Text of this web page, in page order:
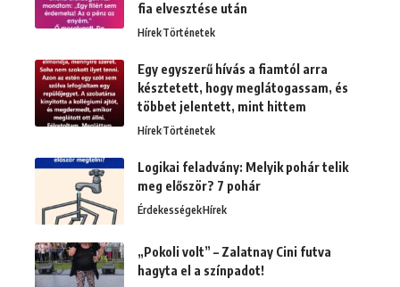
fia elvesztése után
HírekTörténetek
Egy egyszerű hívás a fiamtól arra
késztetett, hogy meglátogassam, és
többet jelentett, mint hittem
HírekTörténetek
Logikai feladvány: Melyik pohár telik
meg először? 7 pohár
ÉrdekességekHírek
„Pokoli volt” – Zalatnay Cini futva
hagyta el a színpadot!